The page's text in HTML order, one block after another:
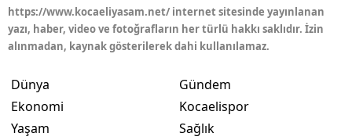
https://www.kocaeliyasam.net/ internet sitesinde yayınlanan
yazı, haber, video ve fotoğrafların her türlü hakkı saklıdır. İzin
alınmadan, kaynak gösterilerek dahi kullanılamaz.
Dünya
Ekonomi
Yaşam
Gündem
Kocaelispor
Sağlık